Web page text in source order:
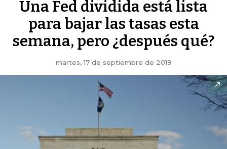
Una Fed dividida está lista
para bajar las tasas esta
semana, pero ¿después qué?
martes, 17 de septiembre de 2019